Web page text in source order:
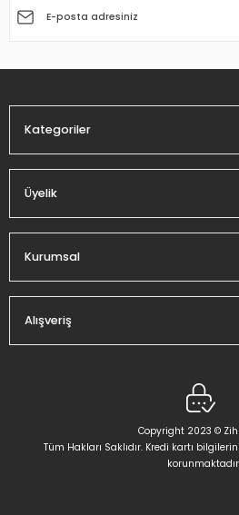
Ürün açıklamasında eksik bilgiler
Kategoriler
Üyelik
Kurumsal
Alışveriş
Copyright 2023 ©
Tüm Hakları Saklıdır. Kredi kartı